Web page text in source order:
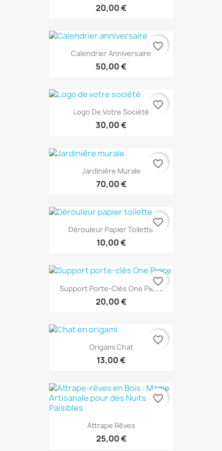
20,00 €
Calendrier Anniversaire
50,00 €
favorite_border
Logo De Votre Société
30,00 €
favorite_border
Jardinière Murale
70,00 €
favorite_border
Dérouleur Papier Toilette
10,00 €
favorite_border
Support Porte-Clés One Piece
20,00 €
favorite_border
Origami Chat
13,00 €
favorite_border
Attrape Rêves
25,00 €
favorite_border